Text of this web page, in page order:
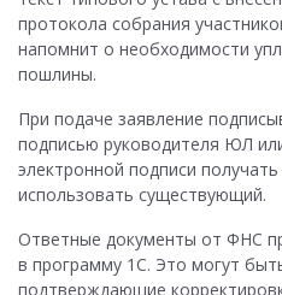
протокола собрания
напомнит о необходимости
пошлины.
При подаче заявление
подписью руководителя ЮЛ
электронной подписи
использовать существующий.
Ответные документы от ФНС
в программу 1С. Это могут
подтверждающие